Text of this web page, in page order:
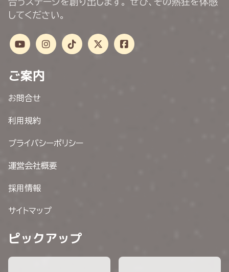
してください。
ご案内
お問合せ
利用規約
プライバシーポリシー
運営会社概要
採用情報
サイトマップ
ピックアップ